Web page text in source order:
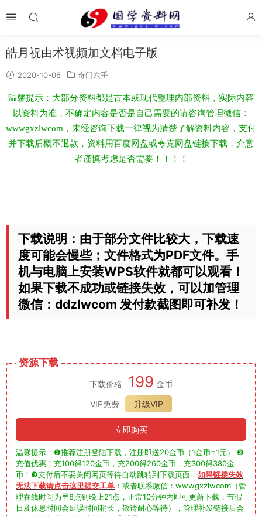
皓月祝由术视频加文档电子版
2020-10-06 奇门六壬
温馨提示：大部分资料都是古本或现代整理内部资料，实际内容
以资料为准，不确定内容是否是自己需要的请咨询管理微信：
wwwgxzlwcom，未经咨询下载一律视为清楚了解资料内容，支付
并下载后概不退款，资料用百度网盘或夸克网盘链接下载，介意
者谨慎考虑是否需要！！！！
下载说明：由于部分文件比较大，下载速
度可能会慢些；文件格式为PDF文件。手
机与电脑上安装WPS软件就都可以观看！
如果下载不成功或链接失效，可以加管理
微信：ddzlwcom 发付款截图即可补发！
资源下载
下载价格 199 金币
VIP免费
升级VIP
立即购买
温馨提示：❶推荐注册登陆下载，注册即送20金币（1金币=1元） ❷
充值优惠！充100得120金币，充200得260金币，充300得380金
币！❸支付后不要关闭网页等待自动跳转到下载页面， 如果链接失效
无法下载请点击这里提交工单 ：或者联系微信：wwwgxzlwcom（管
理在线时间为早8点到晚上21点，正常10分钟内即可更新下载，节假
日及休息时间会延误时间稍长，敬请耐心等待），管理补发链接后会